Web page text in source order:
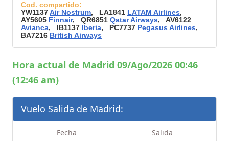
Cod. compartido:
YW1137Air Nostrum, LA1841 LATAM Airlines,
AY5605 Finnair, QR6851 Qatar Airways, AV6122
Avianca, IB1137 Iberia, PC7737 Pegasus Airlines,
BA7216 British Airways
Hora actual de Madrid 09/Ago/2026 00:46
(12:46 am)
Vuelo Salida de Madrid:
Fecha Salida